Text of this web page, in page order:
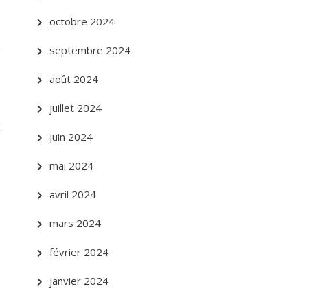
octobre 2024
septembre 2024
août 2024
juillet 2024
juin 2024
mai 2024
avril 2024
mars 2024
février 2024
janvier 2024